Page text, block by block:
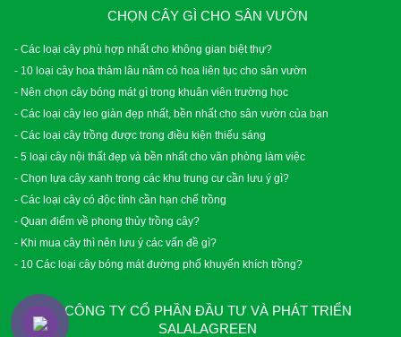
CHỌN CÂY GÌ CHO SÂN VƯỜN
- Các loại cây phù hợp nhất cho không gian biệt thự?
- 10 loại cây hoa thảm lâu năm có hoa liên tục cho sân vườn
- Nên chọn cây bóng mát gì trong khuân viên trường học
- Các loại cây leo giàn đẹp nhất, bền nhất cho sân vườn của bạn
- Các loại cây trồng được trong điều kiện thiếu sáng
- 5 loại cây nội thất đẹp và bền nhất cho văn phòng làm việc
- Chọn lựa cây xanh trong các khu trung cư cần lưu ý gì?
- Các loại cây có độc tính cần hạn chế trồng
- Quan điểm về phong thủy trồng cây?
- Khi mua cây thì nên lưu ý các vấn đề gì?
- 10 Các loại cây bóng mát đường phố khuyến khích trồng?
CÔNG TY CỔ PHẦN ĐẦU TƯ VÀ PHÁT TRIỂN
SALALAGREEN